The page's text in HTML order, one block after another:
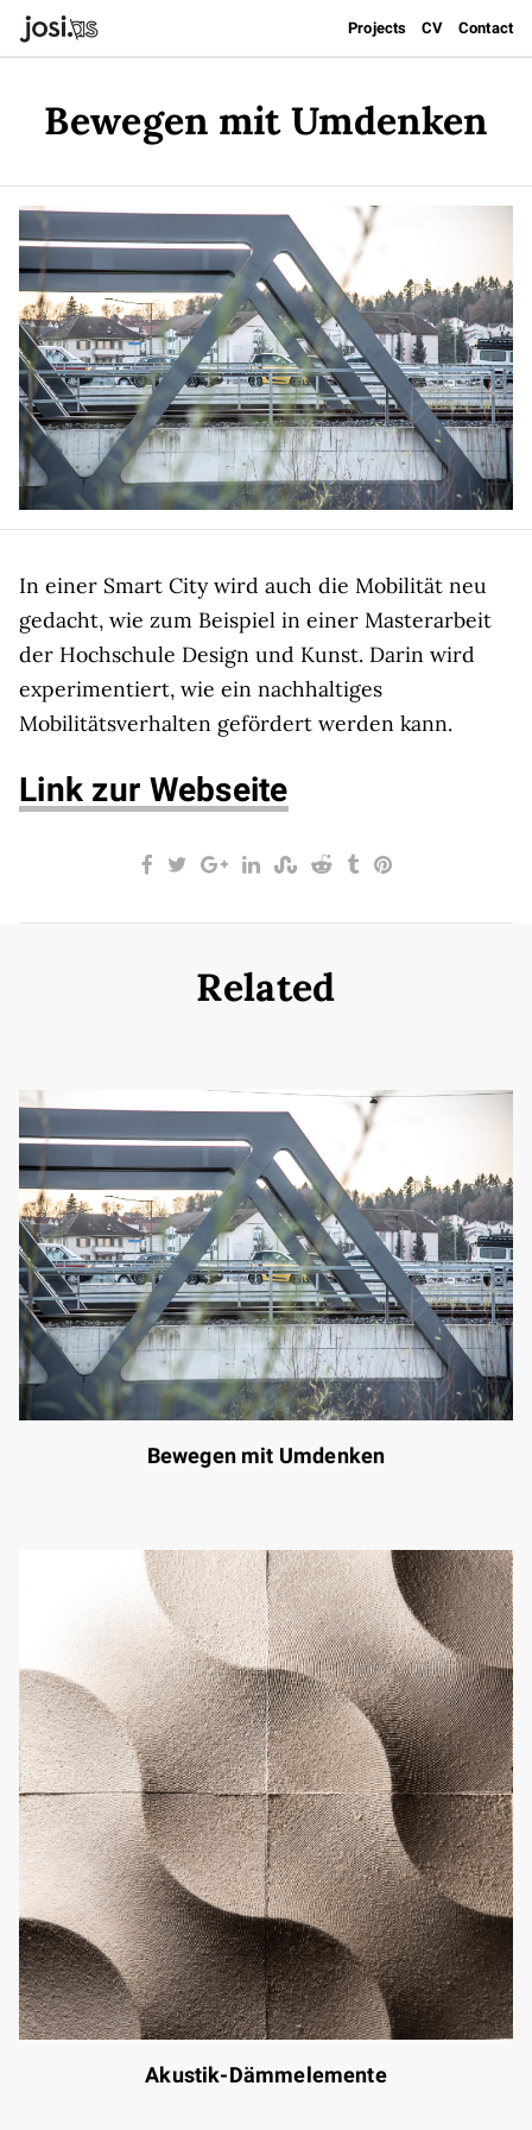
Projects CV Contact
Bewegen mit Umdenken
In einer Smart City wird auch die Mobilität neu
gedacht, wie zum Beispiel in einer Masterarbeit
der Hochschule Design und Kunst. Darin wird
experimentiert, wie ein nachhaltiges
Mobilitätsverhalten gefördert werden kann.
Link zur Webseite
Related
Bewegen mit Umdenken
Akustik-Dämmelemente